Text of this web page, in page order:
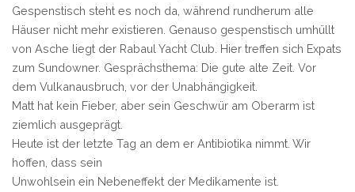
Gespenstisch steht es noch da, während rundherum alle
Häuser nicht mehr existieren. Genauso gespenstisch umhüllt
von Asche liegt der Rabaul Yacht Club. Hier treffen sich Expats
zum Sundowner. Gesprächsthema: Die gute alte Zeit. Vor
dem Vulkanausbruch, vor der Unabhängigkeit.
Matt hat kein Fieber, aber sein Geschwür am Oberarm ist
ziemlich ausgeprägt.
Heute ist der letzte Tag an dem er Antibiotika nimmt. Wir
hoffen, dass sein
Unwohlsein ein Nebeneffekt der Medikamente ist.